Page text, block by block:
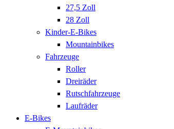
27,5 Zoll
28 Zoll
Kinder-E-Bikes
Mountainbikes
Fahrzeuge
Roller
Dreiräder
Rutschfahrzeuge
Laufräder
E-Bikes